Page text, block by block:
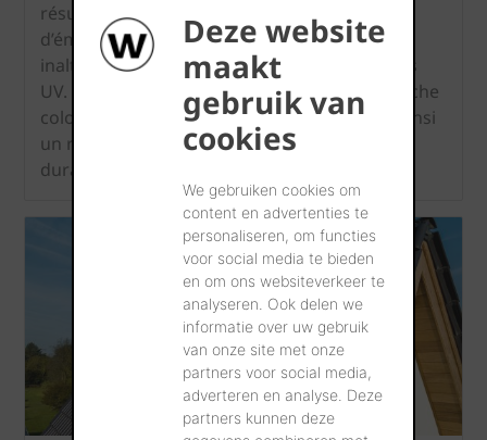
Deze website
maakt
gebruik van
cookies
We gebruiken cookies om
content en advertenties te
personaliseren, om functies
voor social media te bieden
en om ons websiteverkeer te
analyseren. Ook delen we
informatie over uw gebruik
van onze site met onze
partners voor social media,
adverteren en analyse. Deze
partners kunnen deze
résultant d’un procédé d’engobage ou
d’émaillage, les tuiles en terre cuite sont
inaltérables sous l’effet du soleil et des rayons
UV. Pour ces derniers procédés, une fine couche
colorée est cuite dans l’argile. Garantissant ainsi
un résultat esthétiquement beaucoup plus
durable qu’une finition par coating.